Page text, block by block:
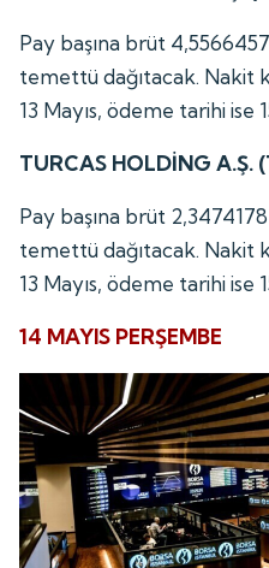
Pay başına brüt
temettü dağıtacak. Nakit
13 Mayıs, ödeme tarihi ise
TURCAS HOLDİNG A.Ş.
Pay başına brüt
temettü dağıtacak. Nakit
13 Mayıs, ödeme tarihi ise
14 MAYIS PERŞEMBE